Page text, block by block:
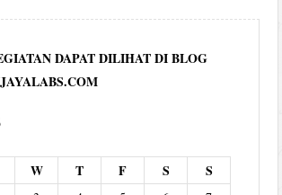
DAPAT DILIHAT DI BLOG
W T F S S